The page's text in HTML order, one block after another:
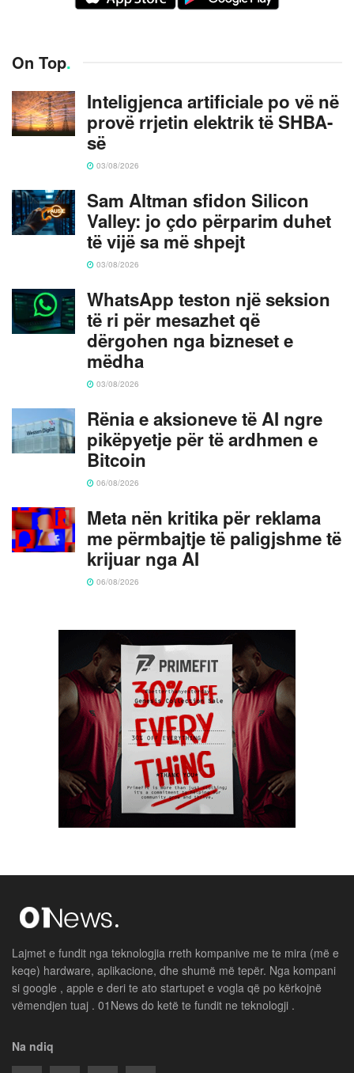
On Top.
Inteligjenca artificiale po vë në
provë rrjetin elektrik të SHBA-
së
03/08/2026
Sam Altman sfidon Silicon
Valley: jo çdo përparim duhet
të vijë sa më shpejt
03/08/2026
WhatsApp teston një seksion
të ri për mesazhet që
dërgohen nga bizneset e
mëdha
03/08/2026
Rënia e aksioneve të AI ngre
pikëpyetje për të ardhmen e
Bitcoin
06/08/2026
Meta nën kritika për reklama
me përmbajtje të paligjshme të
krijuar nga AI
06/08/2026
Lajmet e fundit nga teknologjia rreth kompanive me te mira (më e
keqe) hardware, aplikacione, dhe shumë më tepër. Nga kompani
si google , apple e deri te ato startupet e vogla që po kërkojnë
vëmendjen tuaj . 01News do ketë te fundit ne teknologji .
Na ndiq